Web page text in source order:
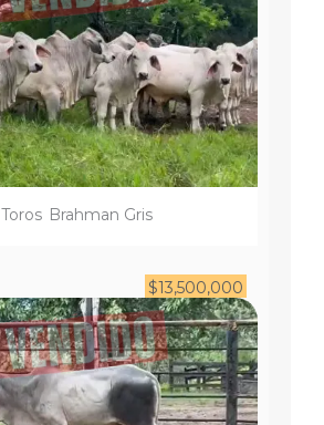
Toros Brahman Gris
$13,500,000